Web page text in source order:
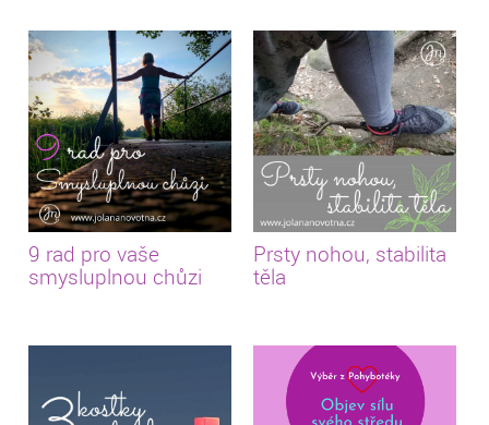
9 rad pro vaše
smysluplnou chůzi
Prsty nohou, stabilita
těla